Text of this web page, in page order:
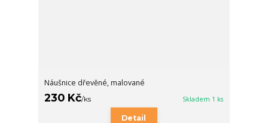
Náušnice dřevěné, malované
230 Kč/ks Skladem 1 ks
Detail